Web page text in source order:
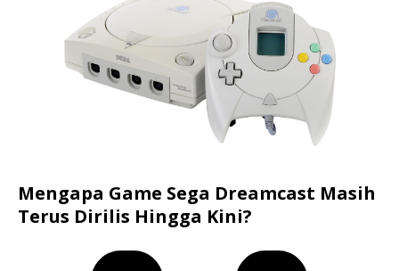
Mengapa Game Sega Dreamcast Masih
Terus Dirilis Hingga Kini?